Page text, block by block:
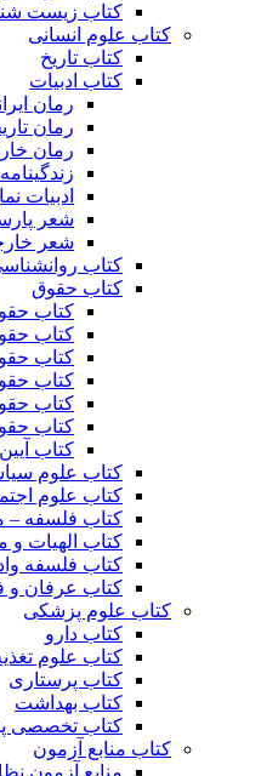
کتاب زیست
کتاب علوم انسانی
کتاب تاریخ
کتاب ادبیات
رمان
رمان
رمان
ادبیات
شعر
شعر
کتاب
کتاب حقوق
کتاب
کتاب
کتاب
کتاب
کتاب
کتاب
کتاب
کتاب علوم
کتاب علوم
کتاب فلسفه –
کتاب الهیات و
کتاب فلسفه
کتاب عرفان و
کتاب علوم پزشکی
کتاب دارو
کتاب علوم
کتاب پرستاری
کتاب بهداشت
کتاب تخصصی
کتاب منابع آزمون
منابع آزمون